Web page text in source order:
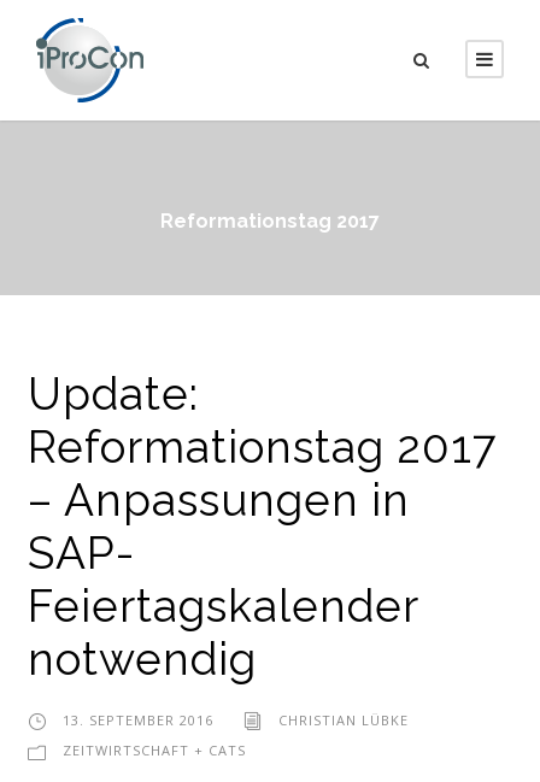
Reformationstag 2017
Update:
Reformationstag 2017
– Anpassungen in
SAP-
Feiertagskalender
notwendig
13. SEPTEMBER 2016
CHRISTIAN LÜBKE
ZEITWIRTSCHAFT + CATS